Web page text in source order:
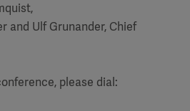
and Ulf Grunander, Chief
please dial: